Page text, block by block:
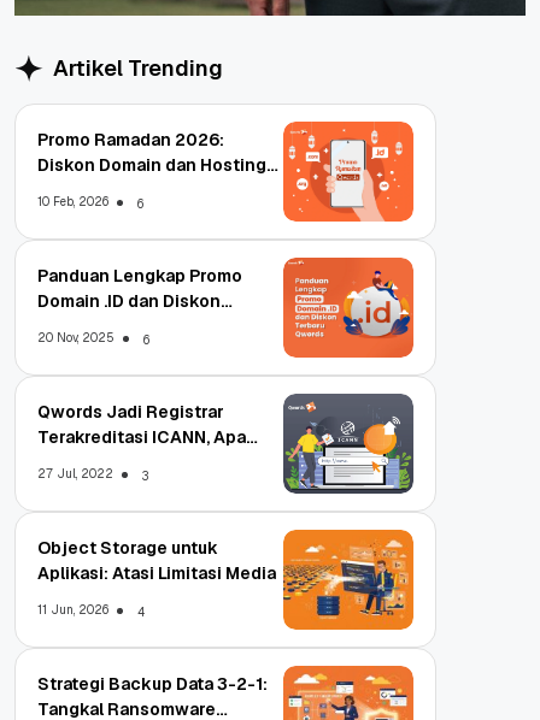
Artikel Trending
Promo Ramadan 2026:
Diskon Domain dan Hosting
10 Feb, 2026 6
Panduan Lengkap Promo
Domain .ID dan Diskon
20 Nov, 2025 6
Qwords Jadi Registrar
Terakreditasi ICANN, Apa
27 Jul, 2022 3
Object Storage untuk
Aplikasi: Atasi Limitasi Media
11 Jun, 2026 4
Strategi Backup Data 3-2-1:
Tangkal Ransomware